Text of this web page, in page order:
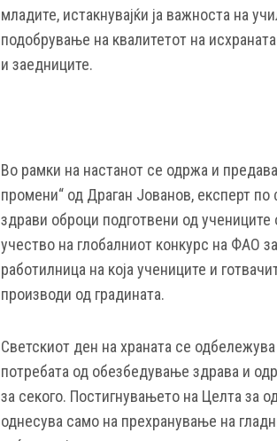
младите, истакнувајќи ја важноста на
подобрување на квалитетот на
и заедниците.
Во рамки на настанот се одржа и
промени“ од Драган Јованов, експерт
здрави оброци подготвени од
учество на глобалниот конкурс на ФАО
работилница на која учениците и
производи од градината.
Светскиот ден на храната се
потребата од обезбедување здрава и
за секого. Постигнувањето на Целта за
однесува само на прехранување на